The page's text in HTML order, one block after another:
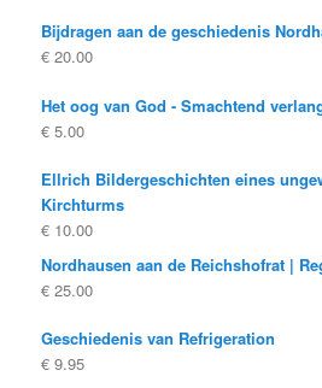
was:
is:
Bijdragen aan de geschiedenis
€ 20.00
Het oog van God - Smachtend
€ 5.00
Ellrich Bildergeschichten eines
Kirchturms
€ 10.00
Nordhausen aan de Reichshofrat |
€ 25.00
Geschiedenis van Refrigeration
€ 9.95